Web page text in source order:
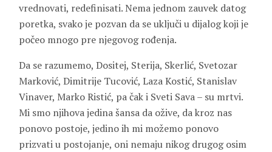
vrednovati, redefinisati. Nema jednom zauvek datog
poretka, svako je pozvan da se uključi u dijalog koji je
počeo mnogo pre njegovog rođenja.
Da se razumemo, Dositej, Sterija, Skerlić, Svetozar
Marković, Dimitrije Tucović, Laza Kostić, Stanislav
Vinaver, Marko Ristić, pa čak i Sveti Sava – su mrtvi.
Mi smo njihova jedina šansa da ožive, da kroz nas
ponovo postoje, jedino ih mi možemo ponovo
prizvati u postojanje, oni nemaju nikog drugog osim